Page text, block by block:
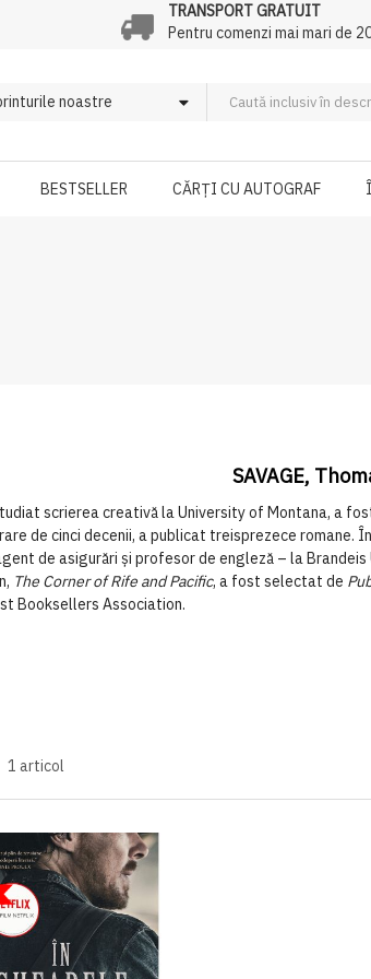
TRANSPORT GRATUIT
Pentru comenzi mai mari de
BESTSELLER CĂRȚI CU AUTOGRAF
SAVAGE,
scrierea creativă la University of Montana, a
de cinci decenii, a publicat treisprezece romane.
de asigurări și profesor de engleză – la
The Corner of Rife and Pacific, a fost selectat de
Booksellers Association.
1 articol